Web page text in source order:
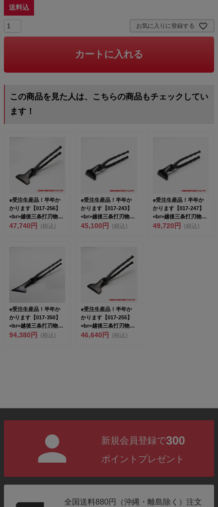
送料込
お気に入りに登録する
カートに入れる
この商品を見た人は、こちらの商品もチェックしてい
ます！
※受注生産品！半年か
かります【017-256】
<br>越後三条打刃物
東...
47,740円 (税込)
※受注生産品！半年か
かります【017-243】
<br>越後三条打刃物
東...
45,100円 (税込)
※受注生産品！半年か
かります【017-247】
<br>越後三条打刃物
東...
49,720円 (税込)
※受注生産品！半年か
かります【017-350】
<br>越後三条打刃物
東...
94,380円 (税込)
※受注生産品！半年か
かります【017-255】
<br>越後三条打刃物
東...
46,640円 (税込)
新規会員登録で300
ポイントプレゼント
全国送料880円（沖縄・離島除く）注文